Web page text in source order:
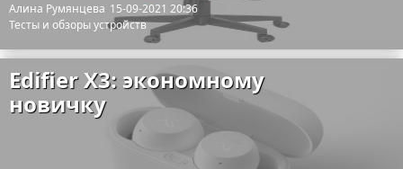
Алина Румянцева 15-09-2021 20:36
Тесты и обзоры устройств
Edifier X3: экономному
новичку